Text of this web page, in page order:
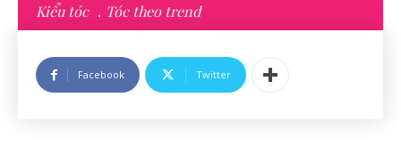
Kiểu tóc Tóc theo trend
Facebook Twitter